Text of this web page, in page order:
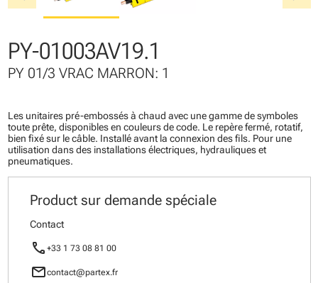
PY-01003AV19.1
PY 01/3 VRAC MARRON: 1
Les unitaires pré-embossés à chaud avec une gamme de symboles
toute prête, disponibles en couleurs de code. Le repère fermé, rotatif,
bien fixé sur le câble. Installé avant la connexion des fils. Pour une
utilisation dans des installations électriques, hydrauliques et
pneumatiques.
Product sur demande spéciale
Contact
call +33 1 73 08 81 00
mailcontact@partex.fr